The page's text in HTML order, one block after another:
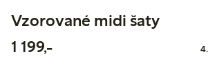
Vzorované midi šaty
1 199,-1 199,00 Kč